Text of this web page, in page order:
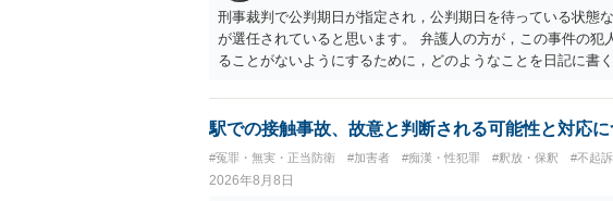
あれば，そのときだけふらついているわけではありません。
わけではありません。ですから，本件では，意図的だと疑わ
当たってしまった女性にも伝わっていたのでしょう。ですか
ので，防犯カメラの映像で決められることはありません。本
矛盾しないかだけの話です。 ②について 犯人性が特定でき
います。 ③について ②がないので，③はそもそもないことが
す。 というわけで，本件は大丈夫ですから，今後，同じよ
てくださいね。それが一番大事です。
刑事裁判で公判期日が指定され，公判期日を待っている状態
が選任されていると思います。 弁護人の方が，この事件の犯
ることがないようにするために，どのようなことを日記に書
するわけではないかもしれませんが，「裁判において証拠と
るのであれば，本件について証拠も見て内容を把握している
能力に影響する話ではなく情状に関しての話になると思いま
駅での接触事故、故意と判断される可能性と対応に
#冤罪・無実・正当防衛 #加害者 #痴漢・性犯罪 #釈放・保釈 #不起訴
2026年8月8日